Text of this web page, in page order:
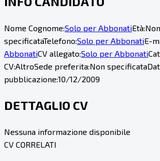
Nome Cognome:Solo per AbbonatiEtà:Non
specificataTelefono:Solo per AbbonatiE-
AbbonatiCV allegato:Solo per Abbonati
CV:AltroSede preferita:Non specificata
pubblicazione:10/12/2009
DETTAGLIO CV
Nessuna informazione disponibile
CV CORRELATI